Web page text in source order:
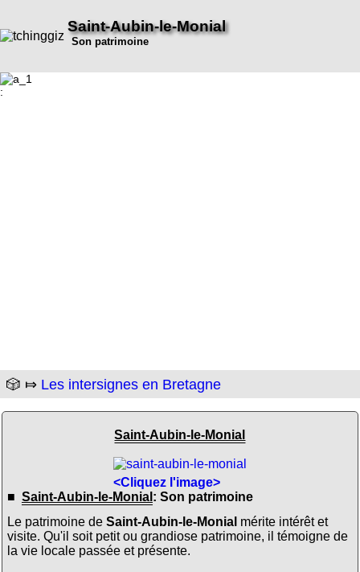
Saint-Aubin-le-Monial
Son patrimoine
:
🎲 ⤇ Les intersignes en Bretagne
Saint-Aubin-le-Monial
<Cliquez l'image>
■ Saint-Aubin-le-Monial : Son patrimoine
Le patrimoine de Saint-Aubin-le-Monial mérite intérêt et
visite. Qu'il soit petit ou grandiose patrimoine, il témoigne de
la vie locale passée et présente.